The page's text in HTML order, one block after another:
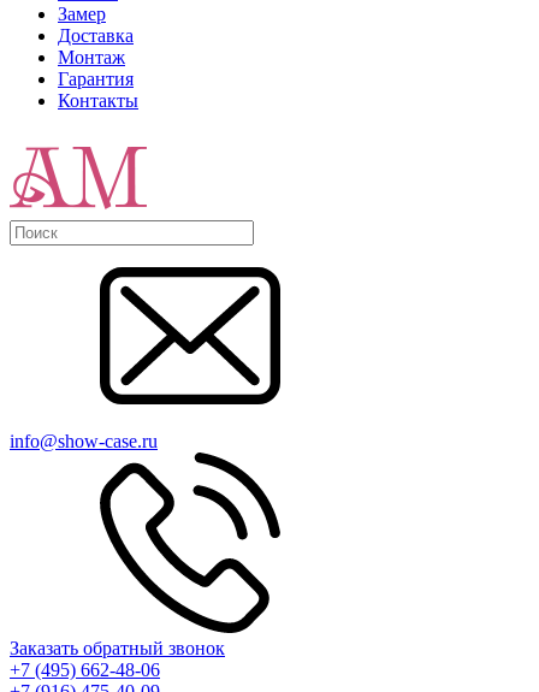
Замер
Доставка
Монтаж
Гарантия
Контакты
info@show-case.ru
Заказать обратный звонок
+7 (495) 662-48-06